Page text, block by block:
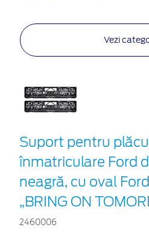
Vezi
Suport pentru
înmatriculare Ford
neagră, cu oval
„BRING ON
2460006